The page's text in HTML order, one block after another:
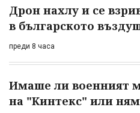
Дрон нахлу и се
в българското
преди 8 часа
Имаше ли военният
на "Кинтекс" или